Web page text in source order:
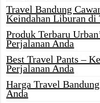
Travel Bandung
Keindahan Liburan di
Produk Terbaru
Perjalanan Anda
Best Travel Pants –
Perjalanan Anda
Harga Travel
Anda